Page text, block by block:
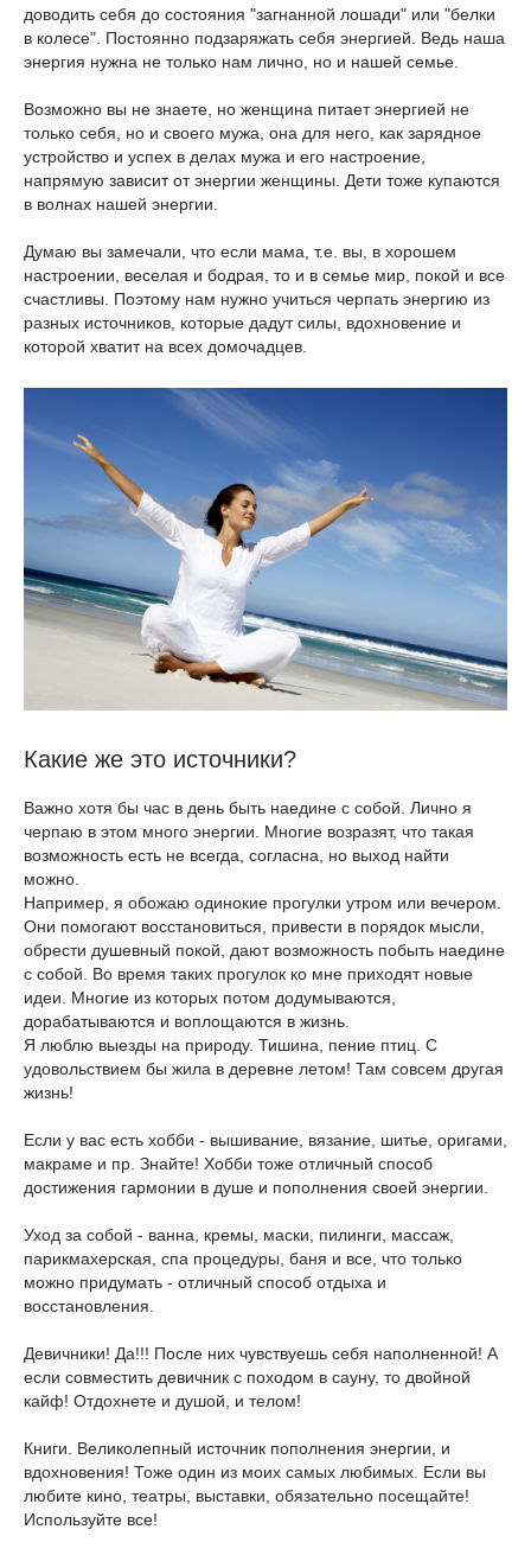
доводить себя до состояния "загнанной лошади" или "белки
в колесе". Постоянно подзаряжать себя энергией. Ведь наша
энергия нужна не только нам лично, но и нашей семье.
Возможно вы не знаете, но женщина питает энергией не
только себя, но и своего мужа, она для него, как зарядное
устройство и успех в делах мужа и его настроение,
напрямую зависит от энергии женщины. Дети тоже купаются
в волнах нашей энергии.
Думаю вы замечали, что если мама, т.е. вы, в хорошем
настроении, веселая и бодрая, то и в семье мир, покой и все
счастливы. Поэтому нам нужно учиться черпать энергию из
разных источников, которые дадут силы, вдохновение и
которой хватит на всех домочадцев.
Какие же это источники?
Важно хотя бы час в день быть наедине с собой. Лично я
черпаю в этом много энергии. Многие возразят, что такая
возможность есть не всегда, согласна, но выход найти
можно.
Например, я обожаю одинокие прогулки утром или вечером.
Они помогают восстановиться, привести в порядок мысли,
обрести душевный покой, дают возможность побыть наедине
с собой. Во время таких прогулок ко мне приходят новые
идеи. Многие из которых потом додумываются,
дорабатываются и воплощаются в жизнь.
Я люблю выезды на природу. Тишина, пение птиц. С
удовольствием бы жила в деревне летом! Там совсем другая
жизнь!
Если у вас есть хобби - вышивание, вязание, шитье, оригами,
макраме и пр. Знайте! Хобби тоже отличный способ
достижения гармонии в душе и пополнения своей энергии.
Уход за собой - ванна, кремы, маски, пилинги, массаж,
парикмахерская, спа процедуры, баня и все, что только
можно придумать - отличный способ отдыха и
восстановления.
Девичники! Да!!! После них чувствуешь себя наполненной! А
если совместить девичник с походом в сауну, то двойной
кайф! Отдохнете и душой, и телом!
Книги. Великолепный источник пополнения энергии, и
вдохновения! Тоже один из моих самых любимых. Если вы
любите кино, театры, выставки, обязательно посещайте!
Используйте все!